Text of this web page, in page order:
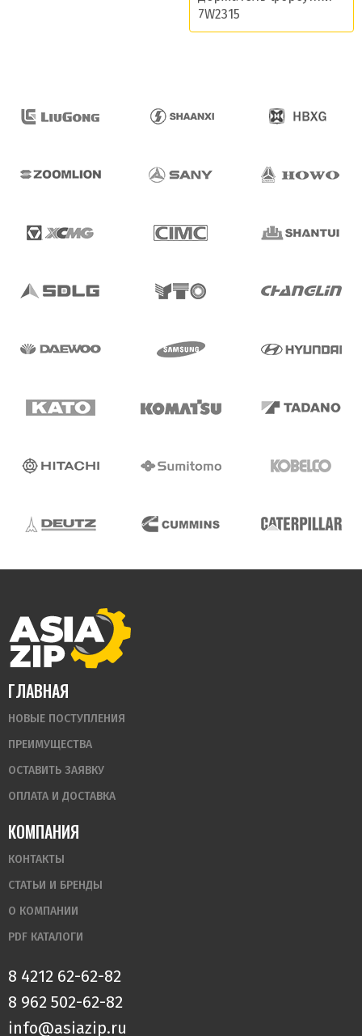
7W2315
ГЛАВНАЯ
НОВЫЕ ПОСТУПЛЕНИЯ
ПРЕИМУЩЕСТВА
ОСТАВИТЬ ЗАЯВКУ
ОПЛАТА И ДОСТАВКА
КОМПАНИЯ
КОНТАКТЫ
СТАТЬИ И БРЕНДЫ
О КОМПАНИИ
PDF КАТАЛОГИ
8 4212 62-62-82
8 962 502-62-82
info@asiazip.ru